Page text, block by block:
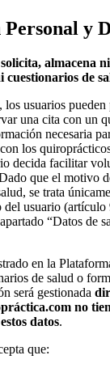
y
almacena
cuestionarios de
usuarios
una cita con un
necesaria
los
decida facilitar
que el motivo
se trata
usuario
“Datos de
en la
de salud o
será gestionada
no
datos.
que: